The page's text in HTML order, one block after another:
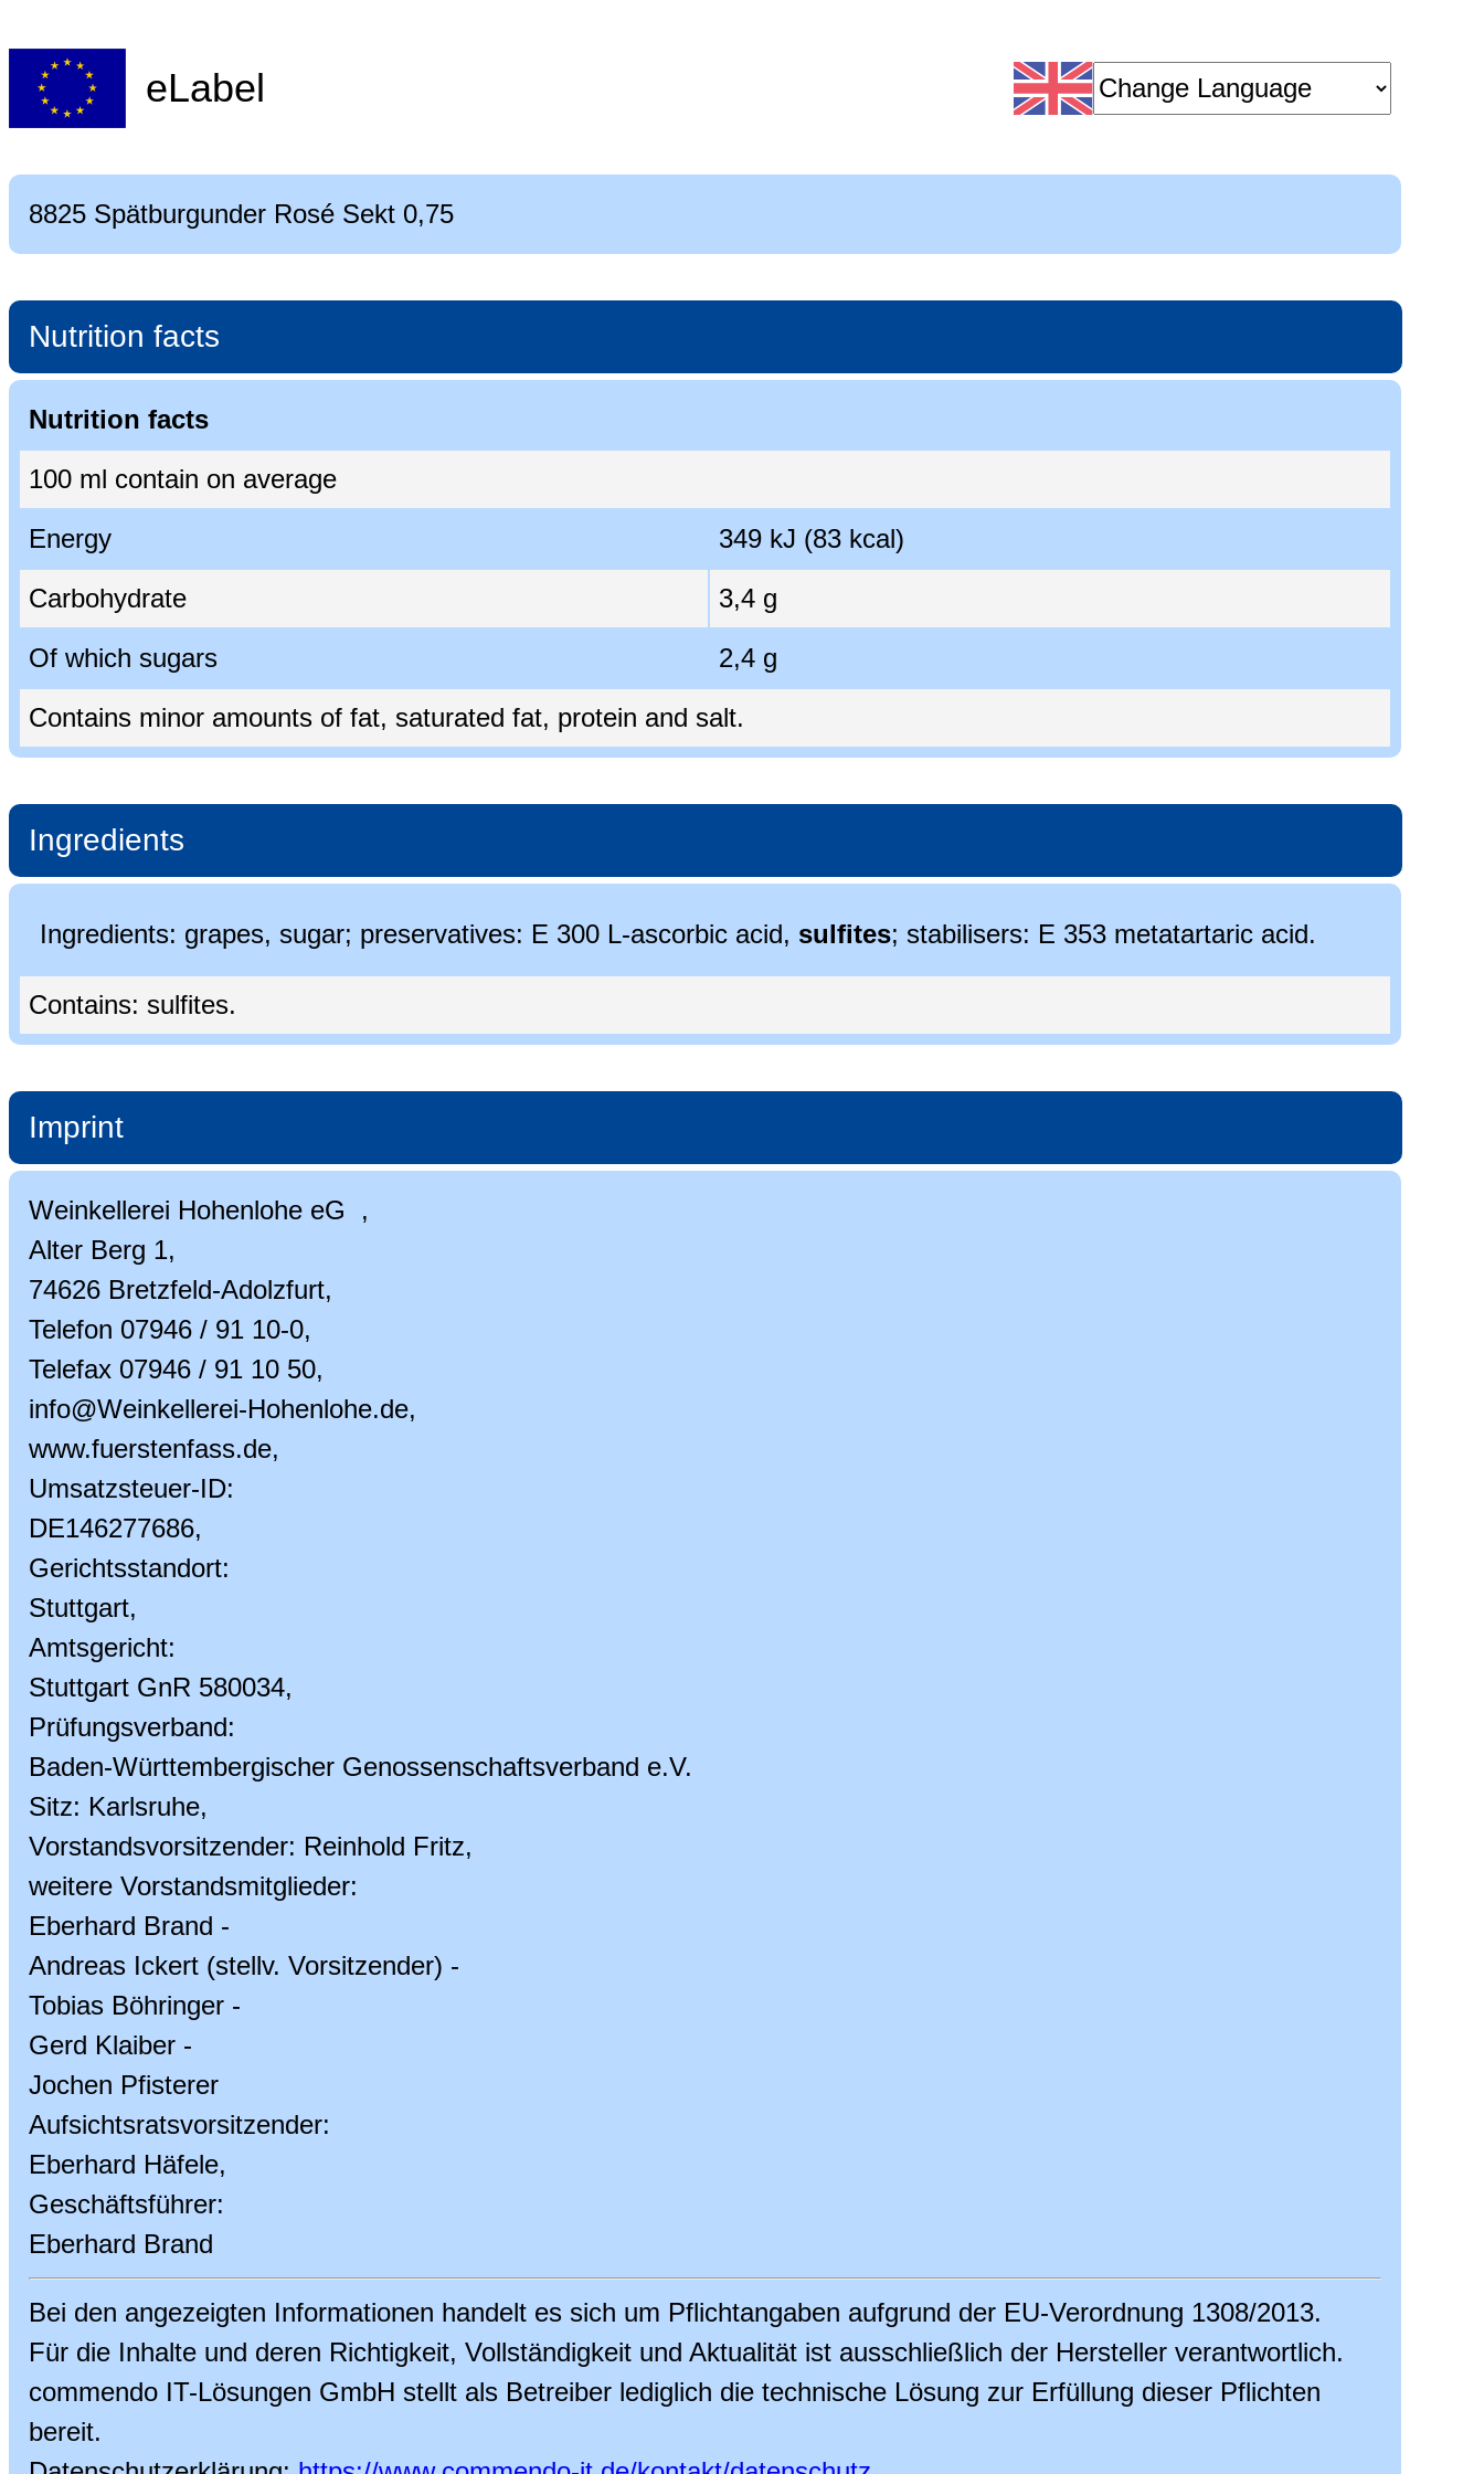
eLabel
8825 Spätburgunder Rosé Sekt 0,75
Nutrition facts
Nutrition facts
100 ml contain on average
Energy
349 kJ (83 kcal)
Carbohydrate
3,4 g
Of which sugars
2,4 g
Contains minor amounts of fat, saturated fat, protein and salt.
Ingredients
Ingredients: grapes, sugar; preservatives: E 300 L-ascorbic acid, sulfites; stabilisers: E 353 metatartaric acid.
Contains: sulfites.
Imprint
Weinkellerei Hohenlohe eG ,
Alter Berg 1,
74626 Bretzfeld-Adolzfurt,
Telefon 07946 / 91 10-0,
Telefax 07946 / 91 10 50,
info@Weinkellerei-Hohenlohe.de,
www.fuerstenfass.de,
Umsatzsteuer-ID:
DE146277686,
Gerichtsstandort:
Stuttgart,
Amtsgericht:
Stuttgart GnR 580034,
Prüfungsverband:
Baden-Württembergischer Genossenschaftsverband e.V.
Sitz: Karlsruhe,
Vorstandsvorsitzender: Reinhold Fritz,
weitere Vorstandsmitglieder:
Eberhard Brand -
Andreas Ickert (stellv. Vorsitzender) -
Tobias Böhringer -
Gerd Klaiber -
Jochen Pfisterer
Aufsichtsratsvorsitzender:
Eberhard Häfele,
Geschäftsführer:
Eberhard Brand
Bei den angezeigten Informationen handelt es sich um Pflichtangaben aufgrund der EU-Verordnung 1308/2013.
Für die Inhalte und deren Richtigkeit, Vollständigkeit und Aktualität ist ausschließlich der Hersteller verantwortlich.
commendo IT-Lösungen GmbH stellt als Betreiber lediglich die technische Lösung zur Erfüllung dieser Pflichten
bereit.